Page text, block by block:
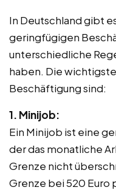
In Deutschland gibt
geringfügigen
unterschiedliche
haben. Die
Beschäftigung sind:
1. Minijob:
Ein Minijob ist eine
der das monatliche
Grenze nicht
Grenze bei 520 Euro